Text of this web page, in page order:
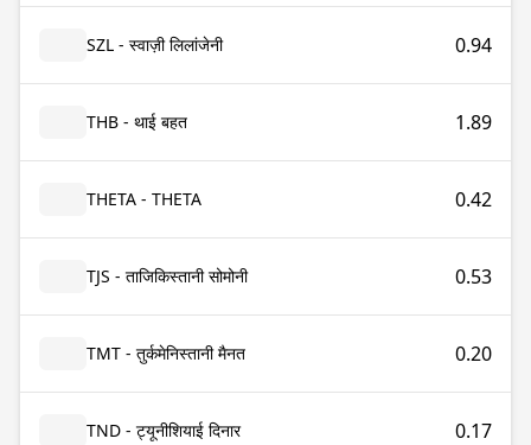
SZL - स्वाज़ी लिलांजेनी 0.94
THB - थाई बहत 1.89
THETA - THETA 0.42
TJS - ताजिकिस्तानी सोमोनी 0.53
TMT - तुर्कमेनिस्तानी मैनत 0.20
TND - ट्यूनीशियाई दिनार 0.17